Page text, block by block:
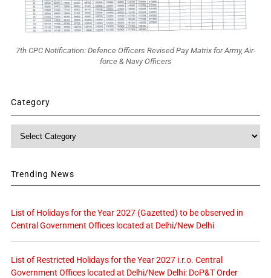
7th CPC Notification: Defence Officers Revised Pay Matrix for Army, Air-
force & Navy Officers
Category
Trending News
List of Holidays for the Year 2027 (Gazetted) to be observed in
Central Government Offices located at Delhi/New Delhi
List of Restricted Holidays for the Year 2027 i.r.o. Central
Government Offices located at Delhi/New Delhi: DoP&T Order